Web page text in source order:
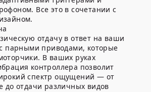
Все это в сочетании с
отдачу в ответ на ваши
парными приводами, которые
В ваших руках
контроллера позволит
спектр ощущений — от
до отдачи различных видов